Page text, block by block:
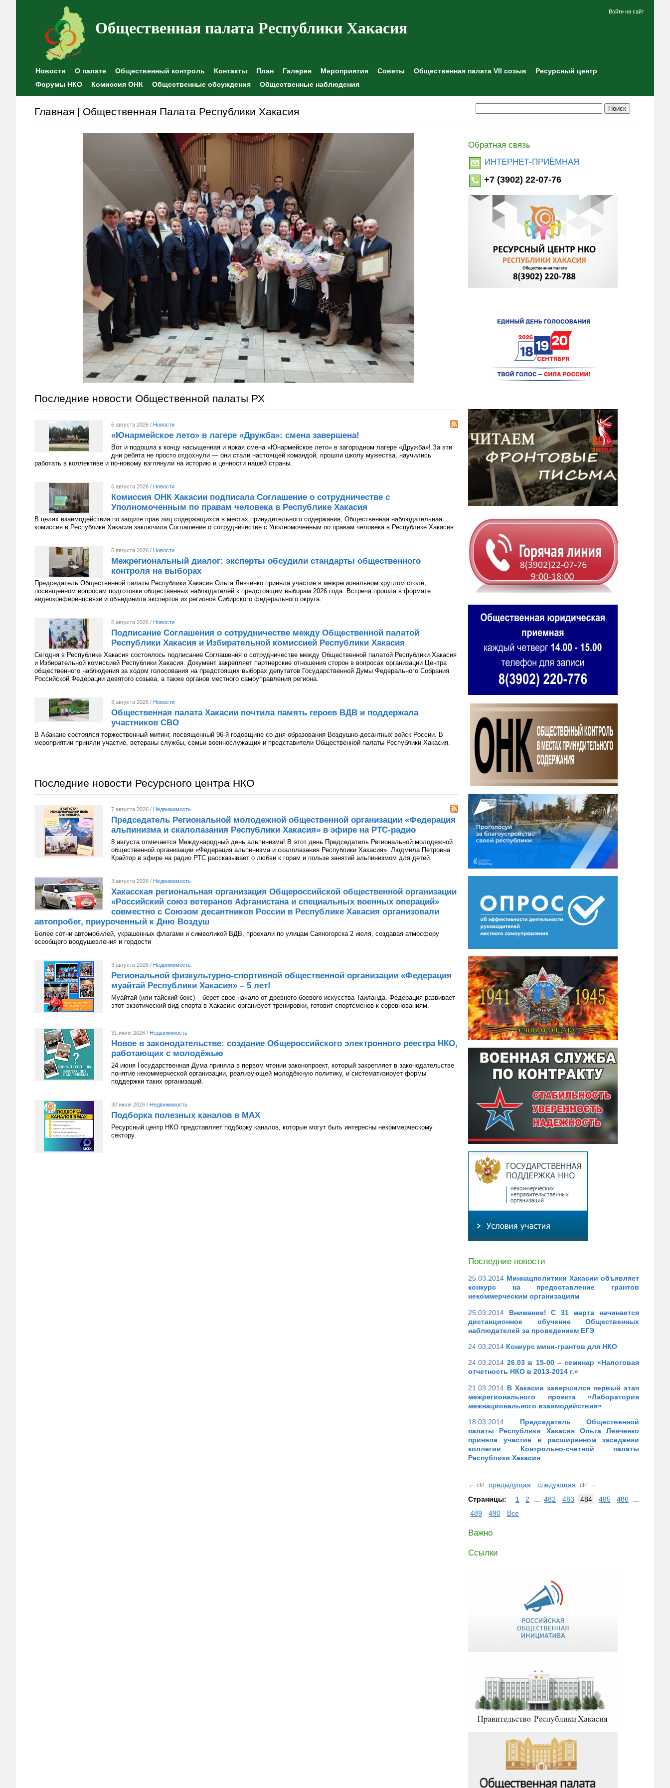
Общественная палата Республики Хакасия
Войти на сайт
Новости О палате Общественный контроль Контакты План Галерея Мероприятия Советы Общественная палата VII созыв
Ресурсный центр
Форумы НКО
Комиссия ОНК Общественные обсуждения Общественные наблюдения
Главная | Общественная Палата Республики Хакасия
Последние новости Общественной палаты РХ
6 августа 2026 / Новости
«Юнармейское лето» в лагере «Дружба»: смена завершена!
Вот и подошла к концу насыщенная и яркая смена «Юнармейское лето» в загородном лагере «Дружба»! За эти
дни ребята не просто отдохнули — они стали настоящей командой, прошли школу мужества, научились
работать в коллективе и по-новому взглянули на историю и ценности нашей страны.
6 августа 2026 / Новости
Комиссия ОНК Хакасии подписала Соглашение о сотрудничестве с
Уполномоченным по правам человека в Республике Хакасия
В целях взаимодействия по защите прав лиц содержащихся в местах принудительного содержания, Общественная наблюдательная
комиссия в Республике Хакасия заключила Соглашение о сотрудничестве с Уполномоченным по правам человека в Республике Хакасия.
5 августа 2026 / Новости
Межрегиональный диалог: эксперты обсудили стандарты общественного
контроля на выборах
Председатель Общественной палаты Республики Хакасия Ольга Левченко приняла участие в межрегиональном круглом столе,
посвященном вопросам подготовки общественных наблюдателей к предстоящим выборам 2026 года. Встреча прошла в формате
видеоконференцсвязи и объединила экспертов из регионов Сибирского федерального округа.
5 августа 2026 / Новости
Подписание Соглашения о сотрудничестве между Общественной палатой
Республики Хакасия и Избирательной комиссией Республики Хакасия
Сегодня в Республике Хакасия состоялось подписание Соглашения о сотрудничестве между Общественной палатой Республики Хакасия
и Избирательной комиссией Республики Хакасия. Документ закрепляет партнерские отношения сторон в вопросах организации Центра
общественного наблюдения за ходом голосования на предстоящих выборах депутатов Государственной Думы Федерального Собрания
Российской Федерации девятого созыва, а также органов местного самоуправления региона.
3 августа 2026 / Новости
Общественная палата Хакасии почтила память героев ВДВ и поддержала
участников СВО
В Абакане состоялся торжественный митинг, посвященный 96-й годовщине со дня образования Воздушно-десантных войск России. В
мероприятии приняли участие, ветераны службы, семьи военнослужащих и представители Общественной палаты Республики Хакасия.
Последние новости Ресурсного центра НКО
7 августа 2026 / Недвижимость
Председатель Региональной молодежной общественной организации «Федерация
альпинизма и скалолазания Республики Хакасия» в эфире на РТС-радио
8 августа отмечается Международный день альпинизма! В этот день Председатель Региональной молодежной
общественной организации «Федерация альпинизма и скалолазания Республики Хакасия» Людмила Петровна
Крайтор в эфире на радио РТС рассказывает о любви к горам и пользе занятий альпинизмом для детей.
3 августа 2026 / Недвижимость
Хакасская региональная организация Общероссийской общественной организации
«Российский союз ветеранов Афганистана и специальных военных операций»
совместно с Союзом десантников России в Республике Хакасия организовали
автопробег, приуроченный к Дню Воздуш
Более сотни автомобилей, украшенных флагами и символикой ВДВ, проехали по улицам Саяногорска 2 июля, создавая атмосферу
всеобщего воодушевления и гордости
3 августа 2026 / Недвижимость
Региональной физкультурно-спортивной общественной организации «Федерация
муайтай Республики Хакасия» – 5 лет!
Муайтай (или тайский бокс) – берет свое начало от древнего боевого искусства Таиланда. Федерация развивает
этот экзотический вид спорта в Хакасии: организует тренировки, готовит спортсменов к соревнованиям.
31 июля 2026 / Недвижимость
Новое в законодательстве: создание Общероссийского электронного реестра НКО,
работающих с молодёжью
24 июня Государственная Дума приняла в первом чтении законопроект, который закрепляет в законодательстве
понятие некоммерческой организации, реализующей молодёжную политику, и систематизирует формы
поддержки таких организаций.
30 июля 2026 / Недвижимость
Подборка полезных каналов в МАХ
Ресурсный центр НКО представляет подборку каналов, которые могут быть интересны некоммерческому
сектору.
Обратная связь
ИНТЕРНЕТ-ПРИЁМНАЯ
+7 (3902) 22-07-76
Последние новости
25.03.2014 Миннацполитики Хакасии объявляет
конкурс на предоставление грантов
некоммерческим организациям
25.03.2014
Внимание! С 31 марта начинается
дистанционное обучение Общественных
наблюдателей за проведением ЕГЭ
24.03.2014 Конкурс мини-грантов для НКО
24.03.2014 26.03 в 15-00 – семинар «Налоговая
отчетность НКО в 2013-2014 г.»
21.03.2014 В Хакасии завершился первый этап
межрегионального проекта «Лаборатория
межнационального взаимодействия»
18.03.2014
Председатель Общественной
палаты Республики Хакасия Ольга Левченко
приняла участие в расширенном заседании
коллегии Контрольно-счетной палаты
Республики Хакасия
← ctrl предыдущая следующая ctrl →
Страницы:
1 2 482 483 484 485 486
489
490 Все
Важно
Ссылки